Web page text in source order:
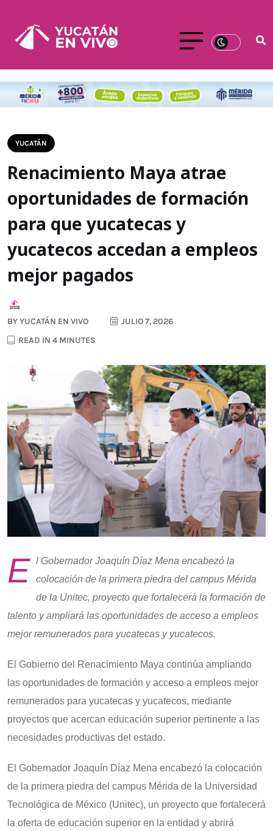
YUCATÁN
Renacimiento Maya atrae
oportunidades de formación
para que yucatecas y
yucatecos accedan a empleos
mejor pagados
BYYUCATÁN EN VIVO
JULIO 7, 2026
READ IN 4 MINUTES
E l Gobernador Joaquín Díaz Mena encabezó la
colocación de la primera piedra del campus Mérida
de la Unitec, proyecto que fortalecerá la formación de
talento y ampliará las oportunidades de acceso a empleos
mejor remunerados para yucatecas y yucatecos.
El Gobierno del Renacimiento Maya continúa ampliando
las oportunidades de formación y acceso a empleos mejor
remunerados para yucatecas y yucatecos, mediante
proyectos que acercan educación superior pertinente a las
necesidades productivas del estado.
El Gobernador Joaquín Díaz Mena encabezó la colocación
de la primera piedra del campus Mérida de la Universidad
Tecnológica de México (Unitec), un proyecto que fortalecerá
la oferta de educación superior en la entidad y abrirá